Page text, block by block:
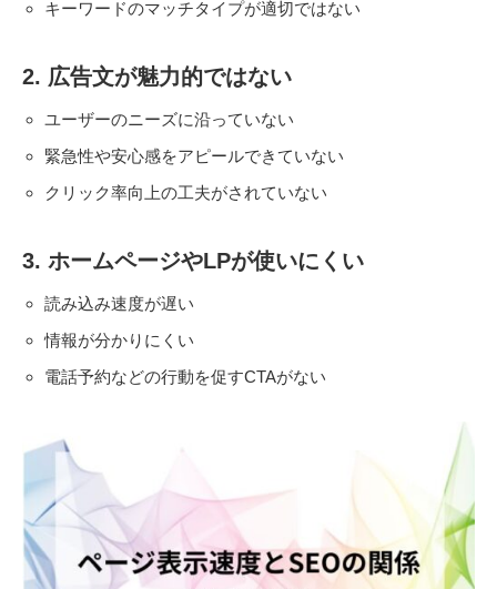
キーワードのマッチタイプが適切ではない
2. 広告文が魅力的ではない
ユーザーのニーズに沿っていない
緊急性や安心感をアピールできていない
クリック率向上の工夫がされていない
3. ホームページやLPが使いにくい
読み込み速度が遅い
情報が分かりにくい
電話予約などの行動を促すCTAがない